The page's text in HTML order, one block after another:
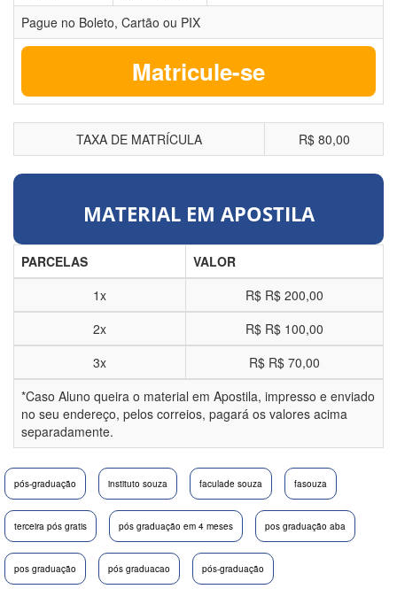
Pague no Boleto, Cartão ou PIX
Matricule-se
TAXA DE MATRÍCULA R$ 80,00
MATERIAL EM APOSTILA
PARCELAS
VALOR
1x
R$ R$ 200,00
2x
R$ R$ 100,00
3x
R$ R$ 70,00
*Caso Aluno queira o material em Apostila, impresso e enviado
no seu endereço, pelos correios, pagará os valores acima
separadamente.
pós-graduação instituto souza faculade souza fasouza
terceira pós gratis pós graduação em 4 meses pos graduação aba
pos graduação pós graduacao pós-graduação